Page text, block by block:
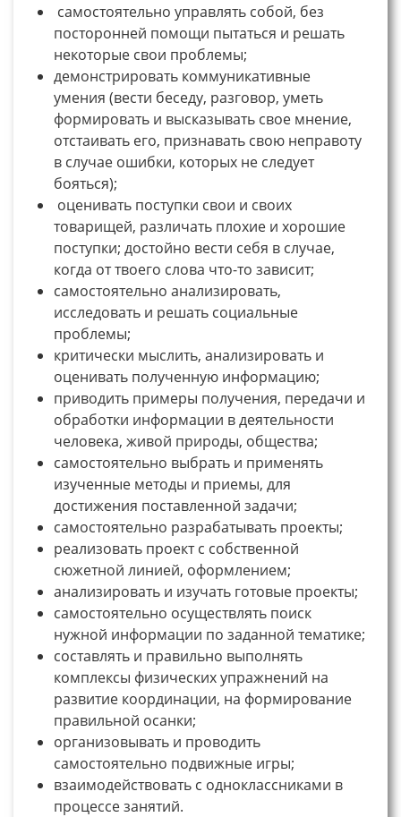
самостоятельно управлять собой, без
посторонней помощи пытаться и решать
некоторые свои проблемы;
демонстрировать коммуникативные
умения (вести беседу, разговор, уметь
формировать и высказывать свое мнение,
отстаивать его, признавать свою неправоту
в случае ошибки, которых не следует
бояться);
оценивать поступки свои и своих
товарищей, различать плохие и хорошие
поступки; достойно вести себя в случае,
когда от твоего слова что-то зависит;
самостоятельно анализировать,
исследовать и решать социальные
проблемы;
критически мыслить, анализировать и
оценивать полученную информацию;
приводить примеры получения, передачи и
обработки информации в деятельности
человека, живой природы, общества;
самостоятельно выбрать и применять
изученные методы и приемы, для
достижения поставленной задачи;
самостоятельно разрабатывать проекты;
реализовать проект с собственной
сюжетной линией, оформлением;
анализировать и изучать готовые проекты;
самостоятельно осуществлять поиск
нужной информации по заданной тематике;
составлять и правильно выполнять
комплексы физических упражнений на
развитие координации, на формирование
правильной осанки;
организовывать и проводить
самостоятельно подвижные игры;
взаимодействовать с одноклассниками в
процессе занятий.